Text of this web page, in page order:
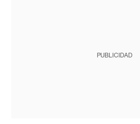
PUBLICIDAD